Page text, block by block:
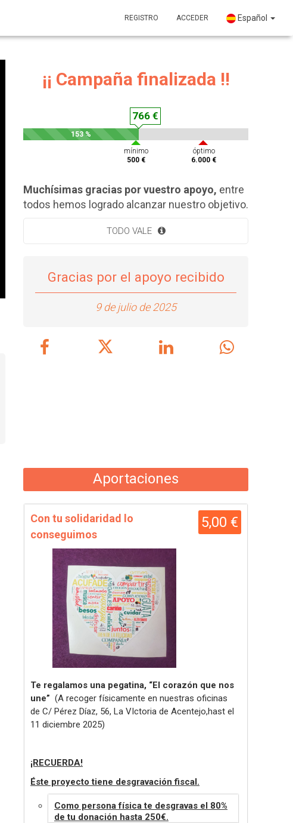
REGISTRO ACCEDER Español
¡¡ Campaña finalizada !!
766 €
153 %
mínimo
500 €
óptimo
6.000 €
Muchísimas gracias por vuestro apoyo, entre
todos hemos logrado alcanzar nuestro objetivo.
TODO VALE
Gracias por el apoyo recibido
9 de julio de 2025
Aportaciones
5,00 €
Con tu solidaridad lo
conseguimos
Te regalamos una pegatina, “El corazón que nos
une” (A recoger físicamente en nuestras oficinas
de C/ Pérez Díaz, 56, La VIctoria de Acentejo,hast el
11 diciembre 2025)
¡RECUERDA!
Éste proyecto tiene desgravación fiscal.
Como persona física te desgravas el 80%
de tu donación hasta 250€.